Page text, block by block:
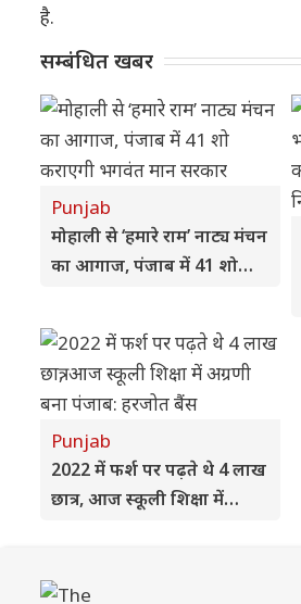
है.
सम्बंधित खबर
Punjab
मोहाली से ‘हमारे राम’ नाट्य मंचन
का आगाज, पंजाब में 41 शो
Punjab
2022 में फर्श पर पढ़ते थे 4 लाख
छात्र, आज स्कूली शिक्षा में